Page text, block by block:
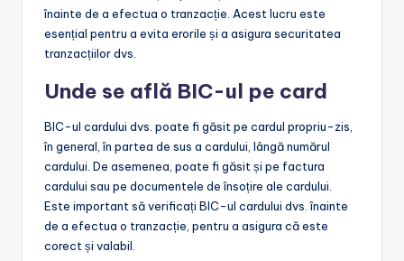
înainte de a efectua o tranzacție. Acest lucru este
esențial pentru a evita erorile și a asigura securitatea
tranzacțiilor dvs.
Unde se află BIC-ul pe card
BIC-ul cardului dvs. poate fi găsit pe cardul propriu-zis,
în general, în partea de sus a cardului, lângă numărul
cardului. De asemenea, poate fi găsit și pe factura
cardului sau pe documentele de însoțire ale cardului.
Este important să verificați BIC-ul cardului dvs. înainte
de a efectua o tranzacție, pentru a asigura că este
corect și valabil.